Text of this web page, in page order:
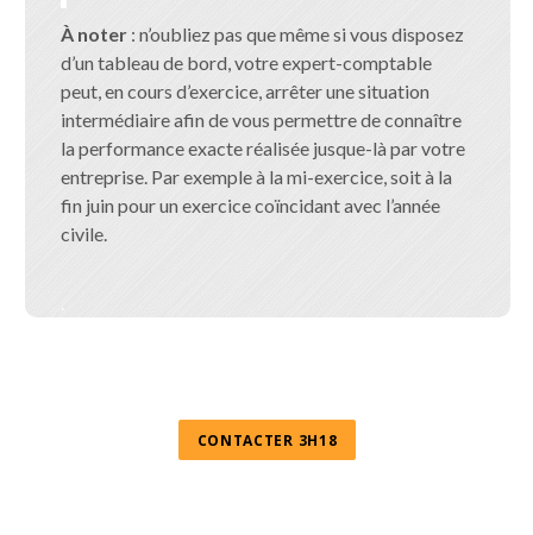
À noter: n’oubliez pas que même si vous disposez
d’un tableau de bord, votre expert-comptable
peut, en cours d’exercice, arrêter une situation
intermédiaire afin de vous permettre de connaître
la performance exacte réalisée jusque-là par votre
entreprise. Par exemple à la mi-exercice, soit à la
fin juin pour un exercice coïncidant avec l’année
civile.
CONTACTER 3H18